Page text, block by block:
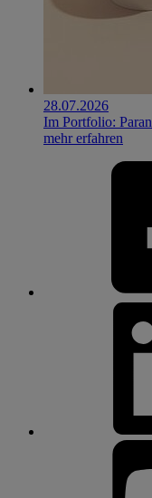
28.07.2026
Im Portfolio:
mehr erfahren